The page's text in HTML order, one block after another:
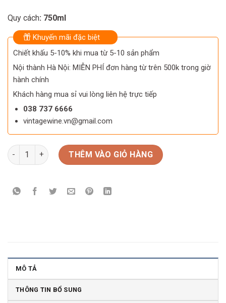
Quy cách: 750ml
Khuyến mãi đặc biệt
Chiết khấu 5-10% khi mua từ 5-10 sản phẩm
Nội thành Hà Nội: MIỄN PHÍ đơn hàng từ trên 500k trong giờ
hành chính
Khách hàng mua sỉ vui lòng liên hệ trực tiếp
038 737 6666
vintagewine.vn@gmail.com
Rượu vang Pháp Frederic Magnien Croix Violette Cote de
THÊM VÀO GIỎ HÀNG
MÔ TẢ
THÔNG TIN BỔ SUNG